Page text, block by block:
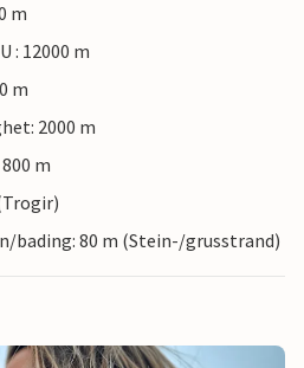
m
: 12000 m
m
2000 m
m
bading: 80 m (Stein-/grusstrand)